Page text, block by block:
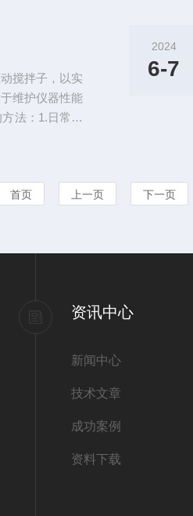
现并纠正浊度
搅拌子，以实
维护仪器性能
法：1.日常清
的清洁剂：根
2024
6-7
首页 上一页 下一页
资讯中心
新闻中心
技术文章
成功案例
资料下载